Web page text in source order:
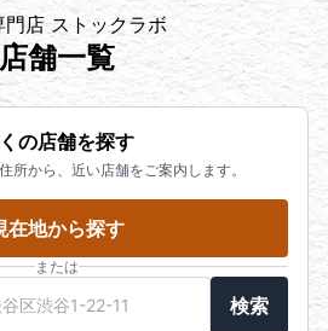
門店 ストックラボ
店舗一覧
の店舗を探す
所から、近い店舗をご案内します。
在地から探す
または
検索